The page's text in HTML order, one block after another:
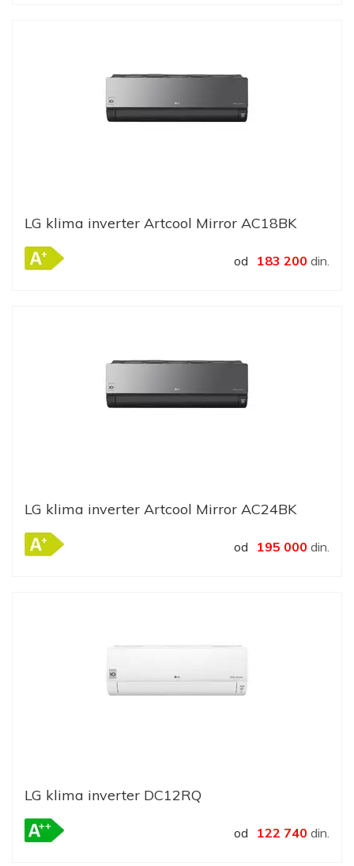
LG klima inverter Artcool Mirror AC18BK
od 183 200 din.
LG klima inverter Artcool Mirror AC24BK
od 195 000 din.
LG klima inverter DC12RQ
od 122 740 din.